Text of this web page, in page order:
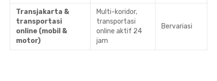
Transjakarta &
transportasi
online (mobil &
motor)
Multi-koridor,
transportasi
online aktif 24
jam
Bervariasi